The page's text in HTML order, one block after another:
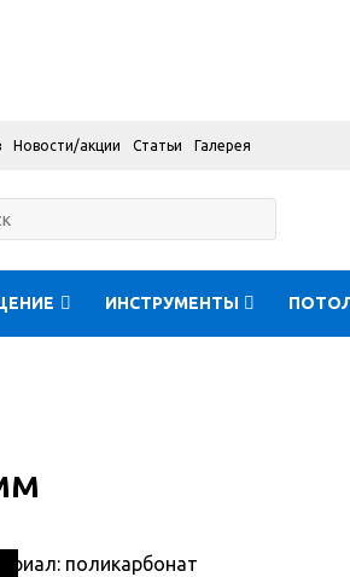
Новости/акции Статьи Галерея
ИНСТРУМЕНТЫ
поликарбонат